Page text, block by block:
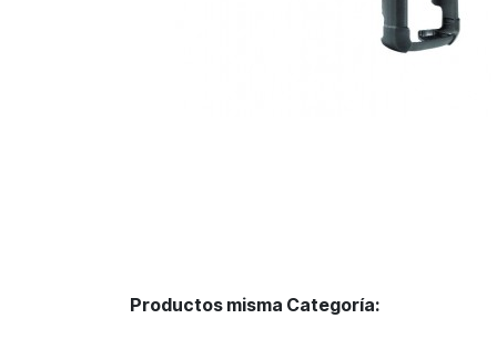
Productos misma Categoría: